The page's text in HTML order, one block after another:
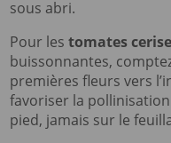
sous abri.
Pour lestomates
buissonnantes,
premières fleurs vers
favoriser la
pied, jamais sur le